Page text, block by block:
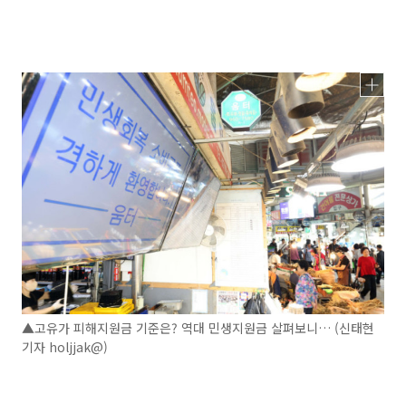
▲고유가 피해지원금 기준은? 역대 민생지원금 살펴보니… (신태현
기자 holjjak@)